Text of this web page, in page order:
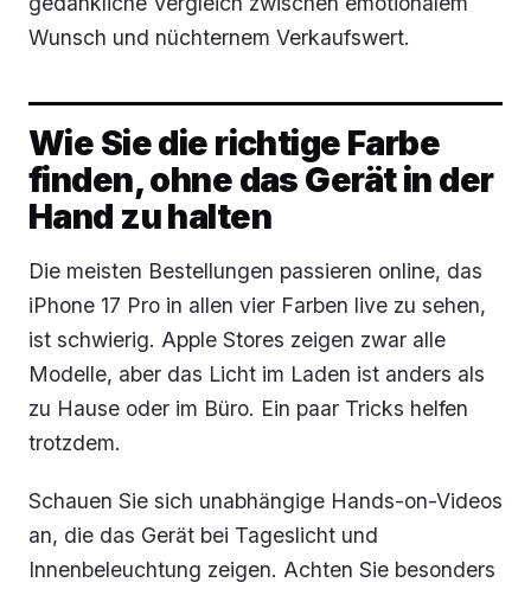
Wunsch und nüchternem Verkaufswert.
Wie Sie die richtige Farbe
finden, ohne das Gerät in der
Hand zu halten
Die meisten Bestellungen passieren online, das
iPhone 17 Pro in allen vier Farben live zu sehen,
ist schwierig. Apple Stores zeigen zwar alle
Modelle, aber das Licht im Laden ist anders als
zu Hause oder im Büro. Ein paar Tricks helfen
trotzdem.
Schauen Sie sich unabhängige Hands-on-Videos
an, die das Gerät bei Tageslicht und
Innenbeleuchtung zeigen. Achten Sie besonders